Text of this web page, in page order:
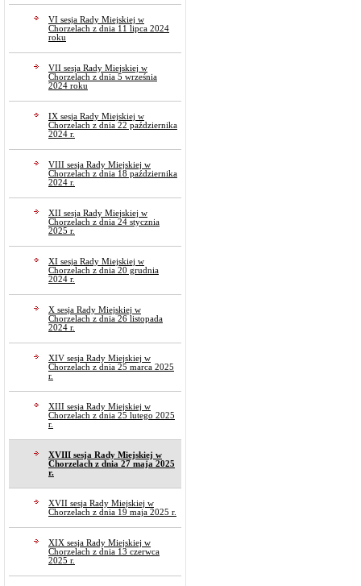
VI sesja Rady Miejskiej w
Chorzelach z dnia 11 lipca 2024
roku
VII sesja Rady Miejskiej w
Chorzelach z dnia 5 września
2024 roku
IX sesja Rady Miejskiej w
Chorzelach z dnia 22 października
2024 r.
VIII sesja Rady Miejskiej w
Chorzelach z dnia 18 października
2024 r.
XII sesja Rady Miejskiej w
Chorzelach z dnia 24 stycznia
2025 r.
XI sesja Rady Miejskiej w
Chorzelach z dnia 20 grudnia
2024 r.
X sesja Rady Miejskiej w
Chorzelach z dnia 26 listopada
2024 r.
XIV sesja Rady Miejskiej w
Chorzelach z dnia 25 marca 2025
r.
XIII sesja Rady Miejskiej w
Chorzelach z dnia 25 lutego 2025
r.
XVIII sesja Rady Miejskiej w
Chorzelach z dnia 27 maja 2025
r.
XVII sesja Rady Miejskiej w
Chorzelach z dnia 19 maja 2025 r.
XIX sesja Rady Miejskiej w
Chorzelach z dnia 13 czerwca
2025 r.